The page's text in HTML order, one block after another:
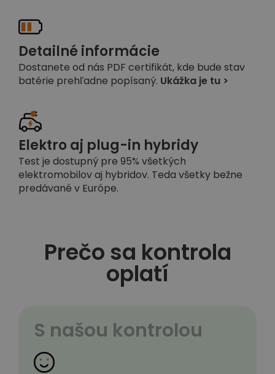
Detailné informácie
Dostanete od nás PDF certifikát, kde bude stav
batérie prehľadne popísaný. Ukážka je tu >
Elektro aj plug-in hybridy
Test je dostupný pre 95% všetkých
elektromobilov aj hybridov. Teda všetky bežne
predávané v Európe.
Prečo sa kontrola
oplatí
S našou kontrolou